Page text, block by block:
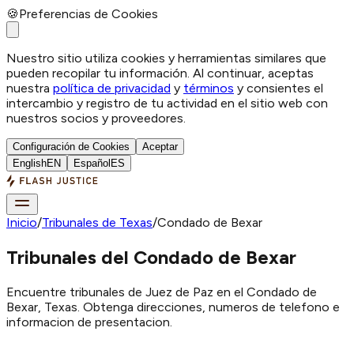
🍪Preferencias de Cookies
Nuestro sitio utiliza cookies y herramientas similares que
pueden recopilar tu información. Al continuar, aceptas
nuestra política de privacidad y términos y consientes el
intercambio y registro de tu actividad en el sitio web con
nuestros socios y proveedores.
Configuración de Cookies
Aceptar
EnglishEN Español ES
Inicio/Tribunales de Texas/Condado de Bexar
Tribunales del Condado de Bexar
Encuentre tribunales de Juez de Paz en el Condado de
Bexar, Texas. Obtenga direcciones, numeros de telefono e
informacion de presentacion.